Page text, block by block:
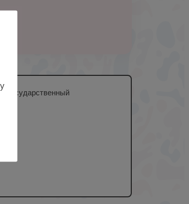
государственный